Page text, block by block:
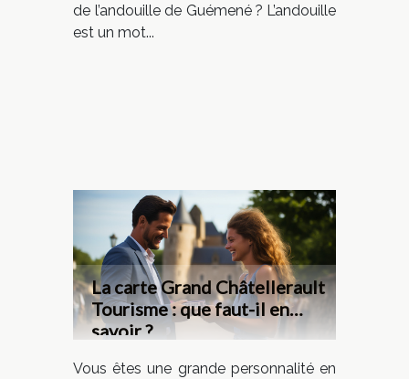
de l’andouille de Guémené ? L’andouille
est un mot...
La carte Grand Châtellerault
Tourisme : que faut-il en
savoir ?
Vous êtes une grande personnalité en